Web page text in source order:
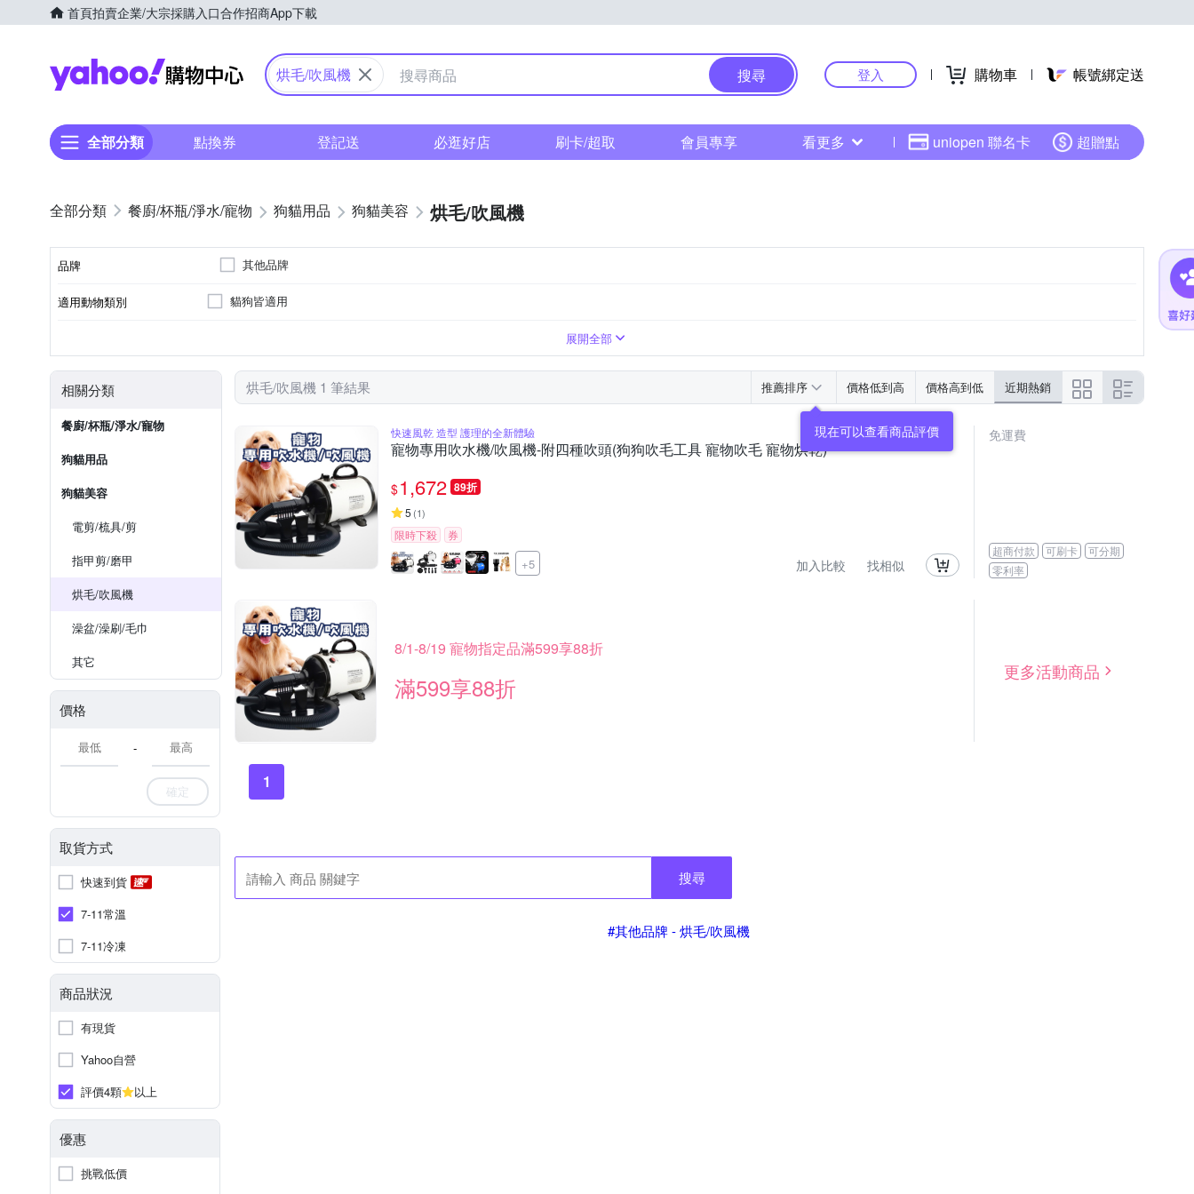
首頁拍賣企業/大宗採購入口合作招商App下載
Yahoo購物中心
烘毛/吹風機 搜尋 登入 購物車 帳號綁定送
全部分類 點換券 登記送 必逛好店 刷卡/超取 會員專享 看更多 uniopen 聯名卡 超贈點
餐廚/杯瓶/淨水/寵物 狗貓用品 狗貓美容 烘毛/吹風機
品牌
品牌名稱
其他品牌
適用動物類別 貓狗皆適用
展開全部
相關分類
餐廚/杯瓶/淨水/寵物
狗貓用品
狗貓美容
電剪/梳具/剪
指甲剪/磨甲
烘毛/吹風機
澡盆/澡刷/毛巾
其它
價格
-
確定
取貨方式
快速到貨
7-11常溫
7-11冷凍
商品狀況
有現貨
Yahoo自營
評價4顆
以上
優惠
挑戰低價
烘毛/吹風機 1 筆結果 推薦排序 價格低到高 價格高到低 近期熱銷
現在可以查看商品評價
快速風乾 造型 護理的全新體驗
寵物專用吹水機/吹風機-附四種吹頭(狗狗吹毛工具 寵物吹毛 寵物烘乾)
$1,672 89折
5 (1)
限時下殺 券
+5 加入比較 找相似
免運費
超商付款 可刷卡
可分期
零利率
8/1-8/19 寵物指定品滿599享88折
滿599享88折
更多活動商品
1
搜尋
#其他品牌 - 烘毛/吹風機